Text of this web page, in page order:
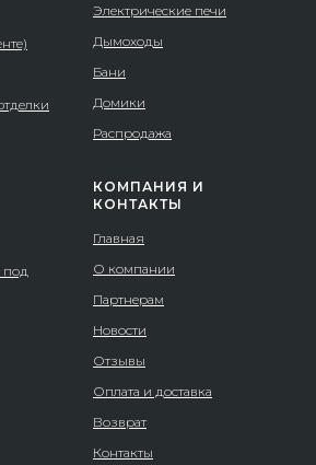
Электрические печи
Дымоходы
Бани
Домики
Распродажа
под
КОМПАНИЯ И
КОНТАКТЫ
Главная
О компании
Партнерам
Новости
Отзывы
Оплата и доставка
Возврат
Контакты